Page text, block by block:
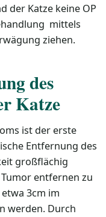
der Katze keine OP
mittels
ziehen.
des
Katze
ist der erste
Entfernung des
großflächig
entfernen zu
3cm im
werden. Durch